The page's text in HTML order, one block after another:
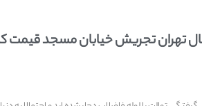
تهران تجریش خیابان مسجد قیمت